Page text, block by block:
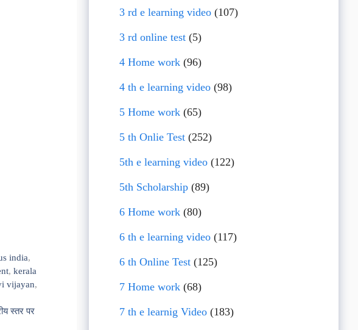
india,
, kerala
vijayan,
स्तर पर
3 rd e learning video (107)
3 rd online test (5)
4 Home work (96)
4 th e learning video (98)
5 Home work (65)
5 th Onlie Test (252)
5th e learning video (122)
5th Scholarship (89)
6 Home work (80)
6 th e learning video (117)
6 th Online Test (125)
7 Home work (68)
7 th e learnig Video (183)